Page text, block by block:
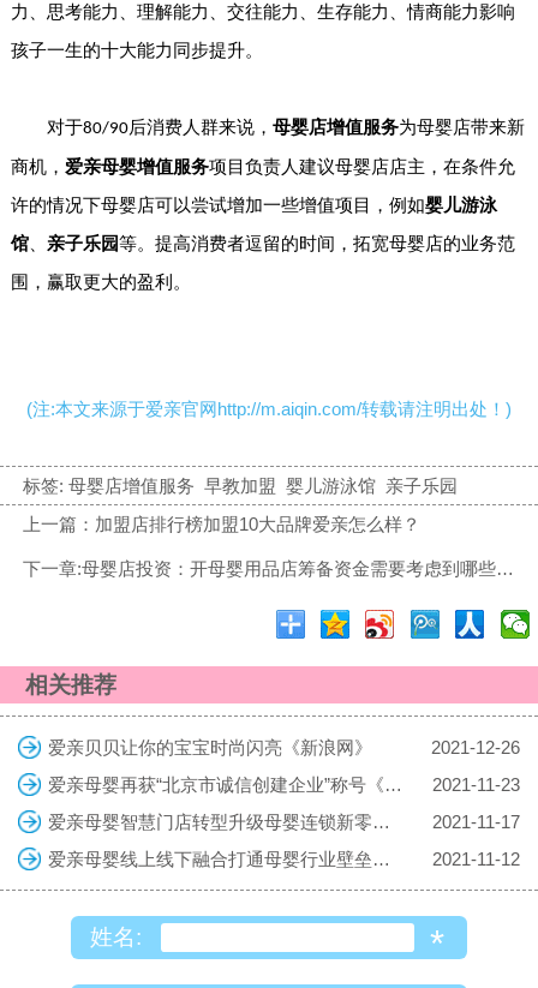
力、思考能力、理解能力、交往能力、生存能力、情商能力影响
孩子一生的十大能力同步提升。
对于80/90后消费人群来说， 母婴店增值服务为母婴店带来新
商机， 爱亲母婴增值服务项目负责人建议母婴店店主，在条件允
许的情况下母婴店可以尝试增加一些增值项目，例如婴儿游泳
馆、 亲子乐园等。提高消费者逗留的时间，拓宽母婴店的业务范
围，赢取更大的盈利。
(注:本文来源于爱亲官网http://m.aiqin.com/转载请注明出处！)
标签: 母婴店增值服务 早教加盟 婴儿游泳馆 亲子乐园
上一篇：加盟店排行榜加盟10大品牌爱亲怎么样？
下一章:母婴店投资：开母婴用品店筹备资金需要考虑到哪些方面
相关推荐
爱亲贝贝让你的宝宝时尚闪亮《新浪网》
2021-12-26
爱亲母婴再获“北京市诚信创建企业”称号《中国食品安全网》
2021-11-23
爱亲母婴智慧门店转型升级母婴连锁新零售《MBA CHINA》
2021-11-17
爱亲母婴线上线下融合打通母婴行业壁垒《搜狐网》
2021-11-12
姓名: *